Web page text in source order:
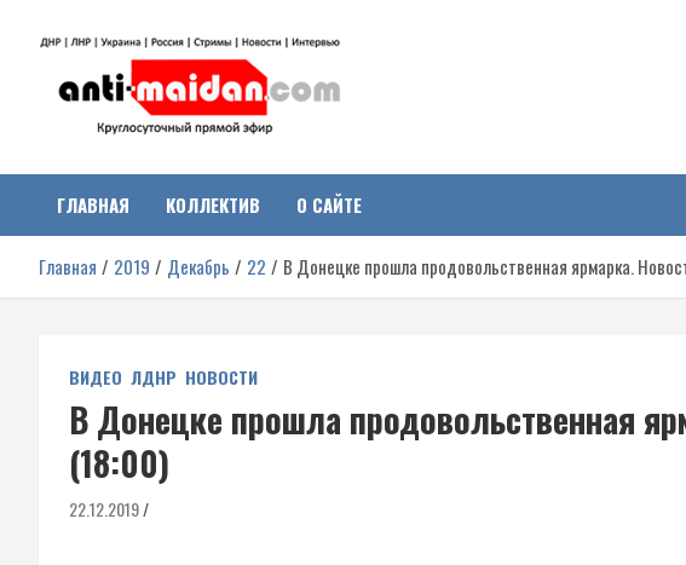
Антимайдан:
Гражданская война на
Украине
о гражданской войне на Украине, включая события в Новороссии,
ДНР, ЛНР и других регионах.
ГЛАВНАЯ КОЛЛЕКТИВ О САЙТЕ
Главная 2019 Декабрь 22 В Донецке прошла продовольственная ярмарка.
ВИДЕО ЛДНР НОВОСТИ
В Донецке прошла продовольственная
(18:00)
22.12.2019